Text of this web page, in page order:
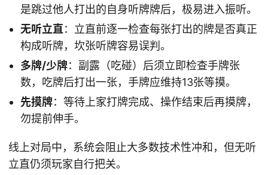
是跳过他人打出的自身听牌牌后，极易进入振听。
无听立直：立直前逐一检查每张打出的牌是否真正
构成听牌，坎张听牌容易误判。
多牌/少牌：副露（吃碰）后须立即检查手牌张
数，吃牌后打出一张，手牌应维持13张等摸。
先摸牌：等待上家打牌完成、操作结束后再摸牌，
勿提前伸手。
线上对局中，系统会阻止大多数技术性冲和，但无听
立直仍须玩家自行把关。